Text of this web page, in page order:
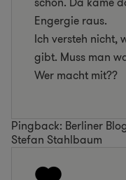
Engergie raus.
Ich versteh nicht,
gibt. Muss man
Wer macht mit??
Pingback: Berliner
Stefan Stahlbaum